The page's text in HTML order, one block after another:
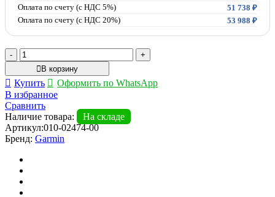
Оплата по счету (с НДС 5%)
51 738 ₽
Оплата по счету (с НДС 20%)
53 988 ₽
Количество
товара
Garmin
Задний
фонарь
Varia
RCT715
В корзину
Купить
Оформить по WhatsApp
В избранное
Сравнить
Наличие товара:
На складе
Артикул:010-02474-00
Бренд: Garmin